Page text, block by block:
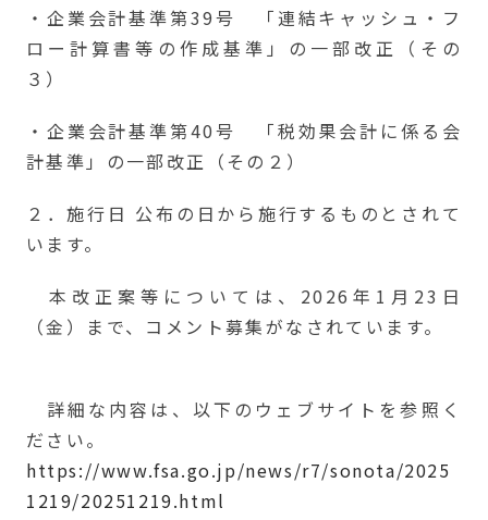
・企業会計基準第39号 「連結キャッシュ・フ
ロー計算書等の作成基準」の一部改正（その
３）
・企業会計基準第40号 「税効果会計に係る会
計基準」の一部改正（その２）
２．施行日 公布の日から施行するものとされて
います。
本改正案等については、2026年1月23日
（金）まで、コメント募集がなされています。
詳細な内容は、以下のウェブサイトを参照く
ださい。
https://www.fsa.go.jp/news/r7/sonota/2025
1219/20251219.html